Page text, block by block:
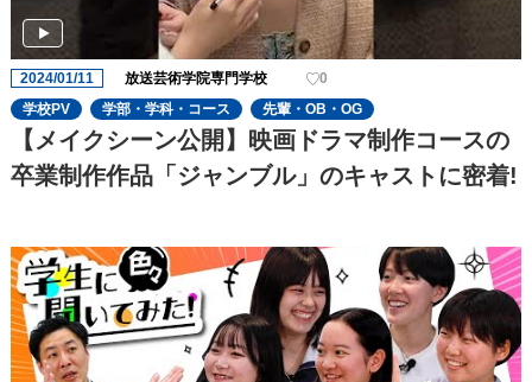
2024/01/11 放送芸術学院専門学校
0
学校PV
学部・学科・コース 先輩・OB・OG
【メイクシーン公開】映画ドラマ制作コースの
卒業制作作品「ジャンブル」のキャストに密着!